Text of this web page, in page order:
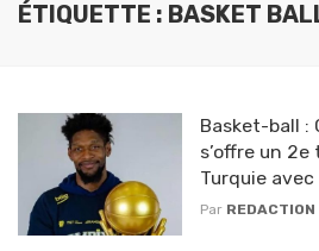
ÉTIQUETTE : BASKET
Basket-ball :
s’offre un
Turquie
Par REDACTION